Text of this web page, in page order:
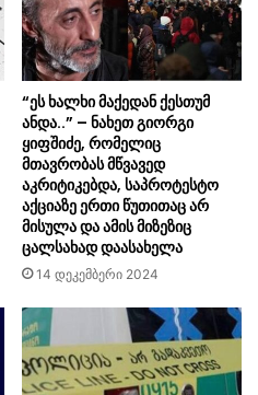
“ეს ხალხი მაქედან ქესთუმ
ანდა..” – ნახეთ გიორგი
ყიფშიძე, რომელიც
მთავრობას მწვავედ
აკრიტიკებდა, საპროტესტო
აქციაზე ერთი წუთითაც არ
მისულა და ამის მიზეზიც
ცალსახად დაასახელა
14 დეკემბერი 2024